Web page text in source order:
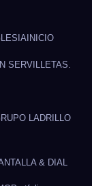
INICIO
SERVILLETAS.
LADRILLO
& DIAL